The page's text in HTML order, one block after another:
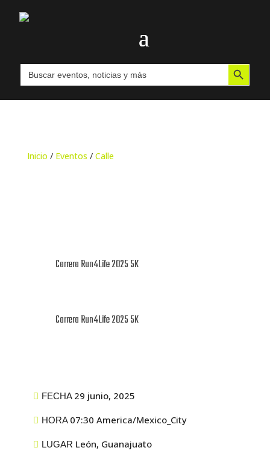
Buscar: Botón de búsqueda
Inicio / Eventos / Calle
Carrera Run4Life 2025 5K
Carrera Run4Life 2025 5K
FECHA 29 junio, 2025
HORA 07:30 America/Mexico_City
LUGAR León, Guanajuato